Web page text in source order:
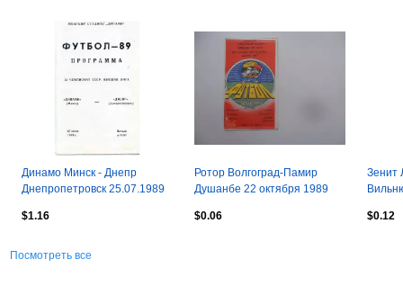
Динамо Минск - Днепр
Днепропетровск 25.07.1989
$1.16
Ротор Волгоград-Памир
Душанбе 22 октября 1989
$0.06
Зенит
$0.12
Посмотреть все